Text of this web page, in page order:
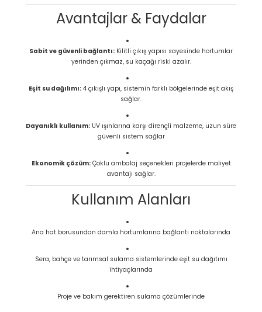
Avantajlar & Faydalar
Sabit ve güvenli bağlantı: Kilitli çıkış yapısı sayesinde hortumlar
yerinden çıkmaz, su kaçağı riski azalır.
Eşit su dağılımı: 4 çıkışlı yapı, sistemin farklı bölgelerinde eşit akış
sağlar.
Dayanıklı kullanım: UV ışınlarına karşı dirençli malzeme, uzun süre
güvenli sistem sağlar
Ekonomik çözüm:Çoklu ambalaj seçenekleri projelerde maliyet
avantajı sağlar.
Kullanım Alanları
Ana hat borusundan damla hortumlarına bağlantı noktalarında
Sera, bahçe ve tarımsal sulama sistemlerinde eşit su dağıtımı
ihtiyaçlarında
Proje ve bakım gerektiren sulama çözümlerinde